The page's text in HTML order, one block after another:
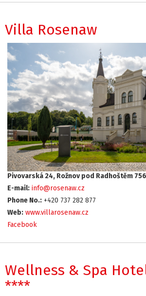
Villa Rosenaw
Pivovarská 24, Rožnov pod Radhoštěm
E-mail: info@rosenaw.cz
Phone No.: +420 737 282 877
Web: www.villarosenaw.cz
Facebook
Wellness & Spa
****